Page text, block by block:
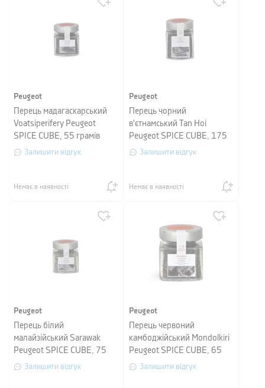
Peugeot
Перець мадагаскарський
Voatsiperifery Peugeot
SPICE CUBE, 55 грамів
Залишити відгук
Немає в наявності
Peugeot
Перець чорний
в'єтнамський Tan Hoi
Peugeot SPICE CUBE, 175
грамівЗалишити відгук
Немає в наявності
Peugeot
Перець білий
малайзійський Sarawak
Peugeot SPICE CUBE, 75
грамівЗалишити відгук
Peugeot
Перець червоний
камбоджійський Mondolkiri
Peugeot SPICE CUBE, 65
грамівЗалишити відгук